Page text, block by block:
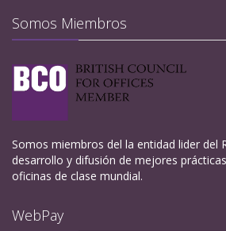
Somos Miembros
Somos miembros del la entidad lider del
desarrollo y difusión de mejores
oficinas de clase mundial.
WebPay